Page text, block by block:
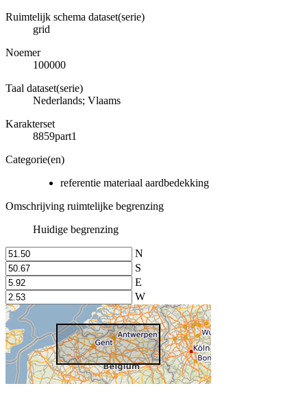
Ruimtelijk schema dataset(serie)
grid
Noemer
100000
Taal dataset(serie)
Nederlands; Vlaams
Karakterset
8859part1
Categorie(en)
referentie materiaal aardbedekking
Omschrijving ruimtelijke begrenzing
Huidige begrenzing
N
S
E
W